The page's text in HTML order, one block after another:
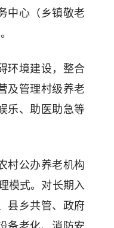
中心（乡镇敬老
环境建设，整合
及管理村级养老
乐、助医助急等
村公办养老机构
模式。对长期入
县乡共管、政府